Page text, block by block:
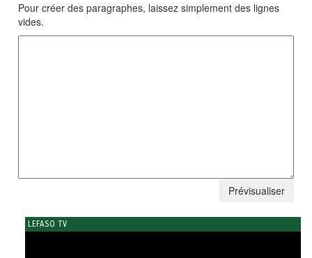
Pour créer des paragraphes, laissez simplement des lignes
vides.
LEFASO TV